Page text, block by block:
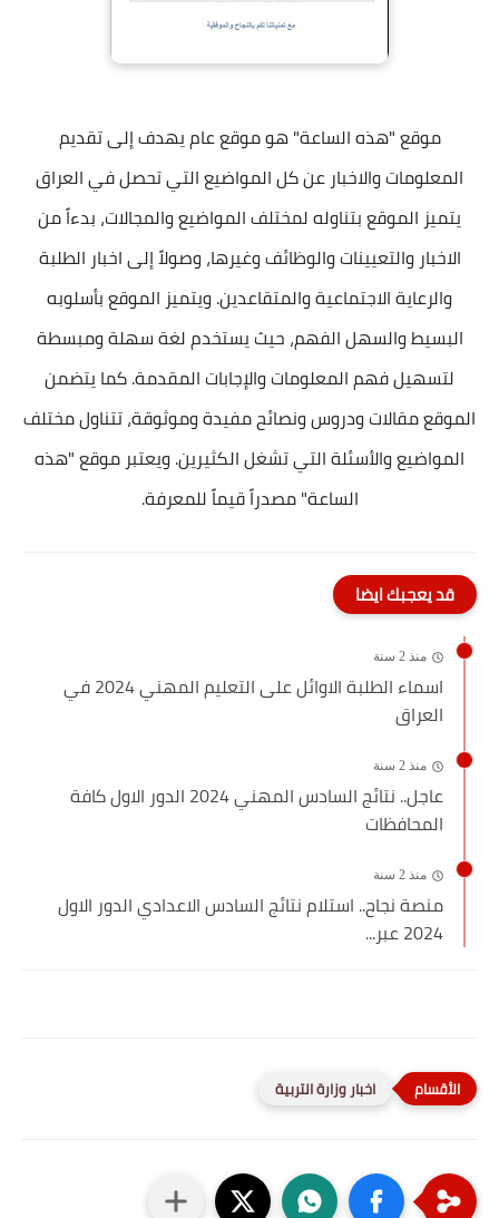
موقع "هذه الساعة" هو موقع عام يهدف إلى تقديم
المعلومات والاخبار عن كل المواضيع التي تحصل في العراق
يتميز الموقع بتناوله لمختلف المواضيع والمجالات، بدءاً من
الاخبار والتعيينات والوظائف وغيرها، وصولاً إلى اخبار الطلبة
والرعاية الاجتماعية والمتقاعدين. ويتميز الموقع بأسلوبه
البسيط والسهل الفهم، حيث يستخدم لغة سهلة ومبسطة
لتسهيل فهم المعلومات والإجابات المقدمة. كما يتضمن
الموقع مقالات ودروس ونصائح مفيدة وموثوقة، تتناول مختلف
المواضيع والأسئلة التي تشغل الكثيرين. ويعتبر موقع "هذه
الساعة" مصدراً قيماً للمعرفة.
قد يعجبك ايضا
منذ 2 سنة
اسماء الطلبة الاوائل على التعليم المهني 2024 في
العراق
منذ 2 سنة
عاجل.. نتائج السادس المهني 2024 الدور الاول كافة
المحافظات
منذ 2 سنة
منصة نجاح.. استلام نتائج السادس الاعدادي الدور الاول
2024 عبر...
اخبار وزارة التربية